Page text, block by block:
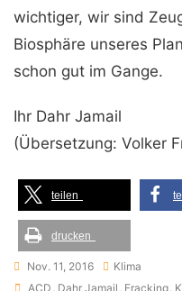
wichtiger, wir sind
Biosphäre unseres
schon gut im Gange.
Ihr Dahr Jamail
(Übersetzung: Volker
teilen
drucken
Nov. 11, 2016
Klima
Tags
ACD , Dahr Jamail , Fracking,